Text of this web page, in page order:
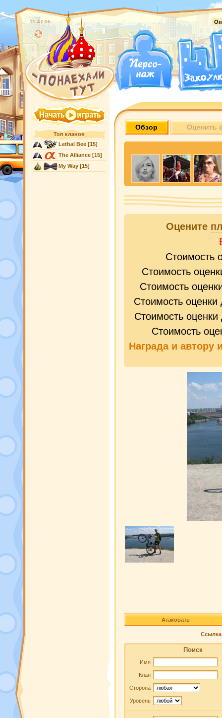
15:47:07
Топ кланов
Lethal Bee[15]
The Alliance[15]
My Way[15]
Обзор Оценить
Оцените
Стоимость
Стоимость
Стоимость
Стоимость
Стоимость
Стоимость
Награда и автору
Атаковать
Ссылка
Поиск
Имя
Клан
Сторона
Уровень